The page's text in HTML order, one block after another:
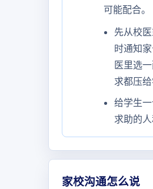
可能配合。
先从校
时通知
医里选
求都压给
给学生
求助的人
家校沟通怎么说